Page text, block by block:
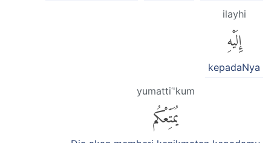
ilayhi
إِلَيْهِ
kepadaNya
yumattiʿ'kum
يُمَتِّعْكُم